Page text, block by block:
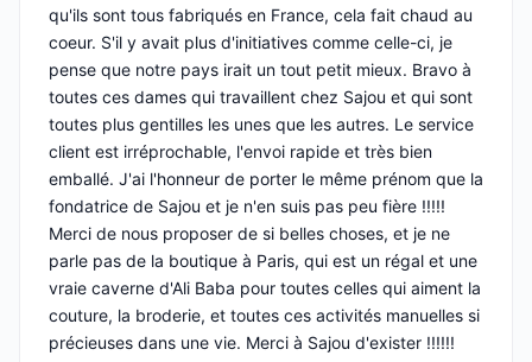
qu'ils sont tous fabriqués en France, cela fait chaud au
coeur. S'il y avait plus d'initiatives comme celle-ci, je
pense que notre pays irait un tout petit mieux. Bravo à
toutes ces dames qui travaillent chez Sajou et qui sont
toutes plus gentilles les unes que les autres. Le service
client est irréprochable, l'envoi rapide et très bien
emballé. J'ai l'honneur de porter le même prénom que la
fondatrice de Sajou et je n'en suis pas peu fière !!!!!
Merci de nous proposer de si belles choses, et je ne
parle pas de la boutique à Paris, qui est un régal et une
vraie caverne d'Ali Baba pour toutes celles qui aiment la
couture, la broderie, et toutes ces activités manuelles si
précieuses dans une vie. Merci à Sajou d'exister !!!!!!